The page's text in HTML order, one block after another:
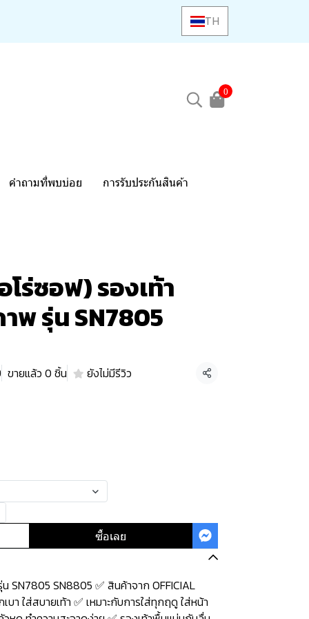
TH
0
คำถามที่พบบ่อย การรับประกันสินค้า
ร่ซอฟ) รองเท้า
พ รุ่น SN7805
ขายแล้ว 0 ชิ้น ยังไม่มีรีวิว แชร์
ซื้อเลย
SN7805 SN8805 ✅ สินค้าจาก OFFICIAL
บา ใส่สบายเท้า ✅ เหมาะกับการใส่ทุกฤดู ใส่หน้า